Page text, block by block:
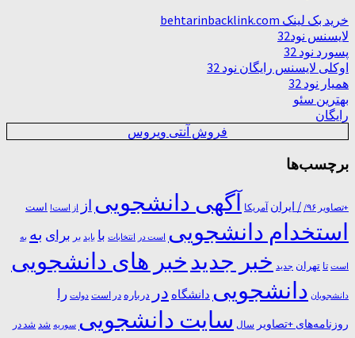
خرید بک لینک behtarinbacklink.com
لایسنس نود32
پسورد نود 32
اوکلی لایسنس رایگان نود 32
همیار نود 32
بهترین سئو
رایگان
فروش آنتی ویروس
برچسب‌ها
+تصاویر ۹۶/ / ایران آمریکا آگهی دانشجویی از از است! است
استخدام دانشجویی است در انتخابات با باید بر برای به به
است تا تهران جدید خبر جدیدخبر های دانشجویی
دانشجویان دانشجویی دانشگاه در درباره در ﺍﺳﺖ دولت را
روزنامه‌های +تصاویر سال سایت دانشجویی سوریه شد شد در